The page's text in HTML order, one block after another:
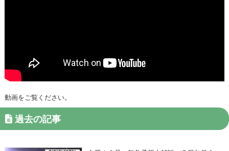
動画をご覧ください。
過去の記事